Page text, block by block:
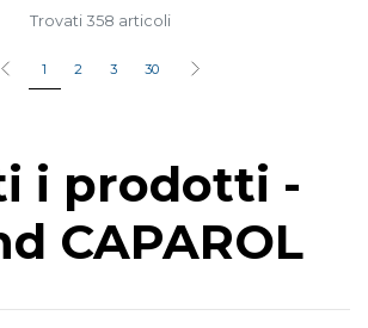
Trovati 358 articoli
1 2 3 30
i prodotti -
CAPAROL